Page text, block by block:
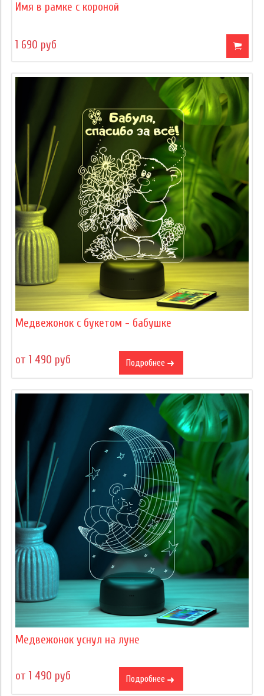
Имя в рамке с короной
1 690 руб
Медвежонок с букетом - бабушке
от 1 490 руб Подробнее
Медвежонок уснул на луне
от 1 490 руб Подробнее